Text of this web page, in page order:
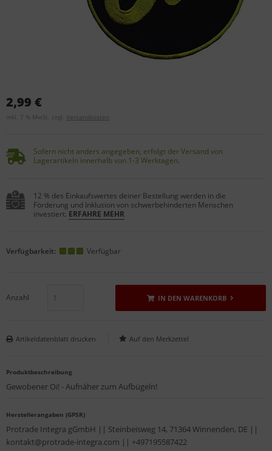
2,99 €
inkl. 7 % MwSt. zzgl. Versandkosten
Sofern nicht anders angegeben, erfolgt der Versand von
Lagerartikeln innerhalb von 1-3 Werktagen.
12 % des Einkaufswertes deiner Bestellung werden in die
Förderung und Inklusion von schwerbehinderten Menschen
investiert. ERFAHRE MEHR
Verfügbarkeit: Verfügbar
Anzahl IN DEN WARENKORB
Artikeldatenblatt drucken
Produktbeschreibung
Gewobener Oi! - Aufnäher zum Aufbügeln!
Herstellerangaben (GPSR)
Protrade Integra gGmbH || Steinbeisweg 14, 71364 Winnenden, DE ||
kontakt@protrade-integra.com || +497195587422